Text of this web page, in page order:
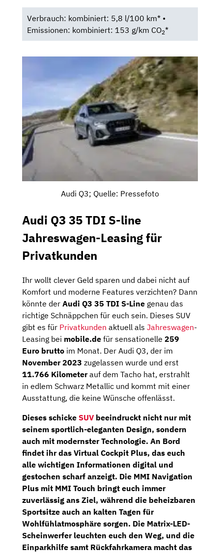
Verbrauch: kombiniert: 5,8 l/100 km* •
Emissionen: kombiniert: 153 g/km CO2*
Audi Q3; Quelle: Pressefoto
Audi Q3 35 TDI S-line
Jahreswagen-Leasing für
Privatkunden
Ihr wollt clever Geld sparen und dabei nicht auf
Komfort und moderne Features verzichten? Dann
könnte der Audi Q3 35 TDI S-Line genau das
richtige Schnäppchen für euch sein. Dieses SUV
gibt es für Privatkunden aktuell als Jahreswagen-
Leasing bei mobile.de für sensationelle 259
Euro brutto im Monat. Der Audi Q3, der im
November 2023 zugelassen wurde und erst
11.766 Kilometerauf dem Tacho hat, erstrahlt
in edlem Schwarz Metallic und kommt mit einer
Ausstattung, die keine Wünsche offenlässt.
Dieses schicke SUV beeindruckt nicht nur mit
seinem sportlich-eleganten Design, sondern
auch mit modernster Technologie. An Bord
findet ihr das Virtual Cockpit Plus, das euch
alle wichtigen Informationen digital und
gestochen scharf anzeigt. Die MMI Navigation
Plus mit MMI Touch bringt euch immer
zuverlässig ans Ziel, während die beheizbaren
Sportsitze auch an kalten Tagen für
Wohlfühlatmosphäre sorgen. Die Matrix-LED-
Scheinwerferleuchten euch den Weg, und die
Einparkhilfe samt Rückfahrkamera macht das